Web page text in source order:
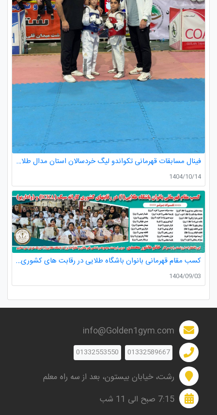
فینال مسابقات قهرمانی تکواندو لیگ خردسالان استان مدال طلا صدرا ظفری از باشگاه طلایی به مربیگری استاد عسکری مربی ارزنده باشگاه
1404/10/14
کسب مقام قهرمانی بانوان باشگاه طلایی در رقابت های کشوری کاراته
1404/09/03
info@Golden1gym.com
01332589667
01332553550
رشت، خیابان بیستون، بعد از سه راه معلم
7:15 صبح الی 11 شب